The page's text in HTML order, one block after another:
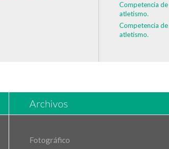
Competencia de
atletismo.
Competencia de
atletismo.
Archivos
Fotográfico